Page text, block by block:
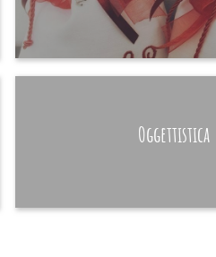
HAND MADE
Oggettistica